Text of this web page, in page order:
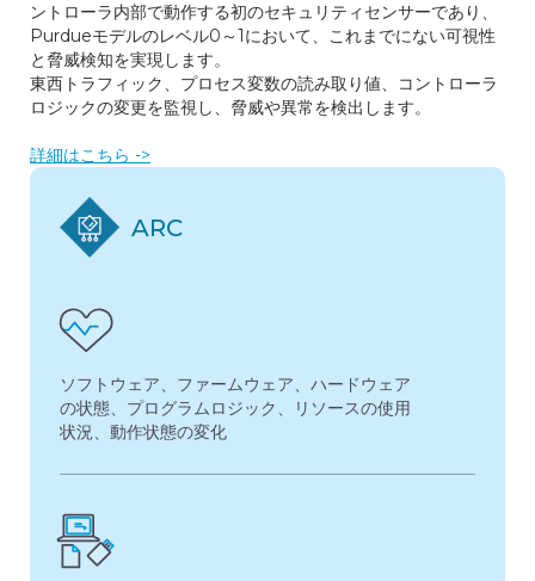
ントローラ内部で動作する初のセキュリティセンサーであり、
Purdueモデルのレベル0～1において、これまでにない可視性
と脅威検知を実現します。
東西トラフィック、プロセス変数の読み取り値、コントローラ
ロジックの変更を監視し、脅威や異常を検出します。
‍詳細はこちら ->
ARC
ソフトウェア、ファームウェア、ハードウェア
の状態、プログラムロジック、リソースの使用
状況、動作状態の変化